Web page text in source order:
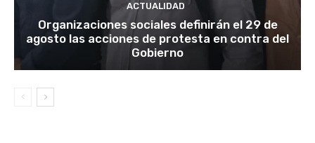
ACTUALIDAD
Organizaciones sociales definirán el 29 de
agosto las acciones de protesta en contra del
Gobierno